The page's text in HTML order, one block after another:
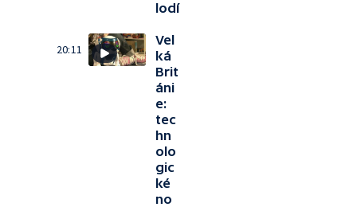
lodí
20:11
Vel
ká
Brit
áni
e:
tec
hn
olo
gic
ké
no